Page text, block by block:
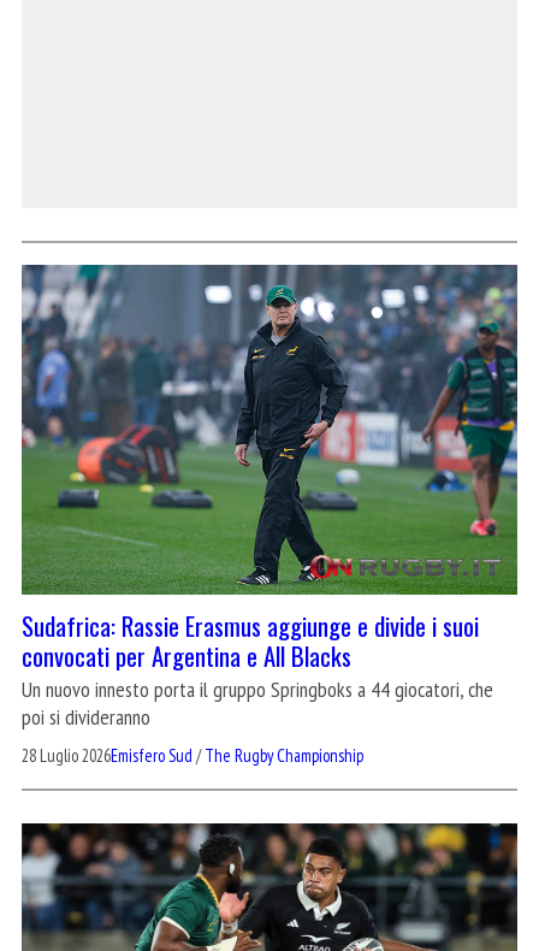
Sudafrica: Rassie Erasmus aggiunge e divide i suoi
convocati per Argentina e All Blacks
Un nuovo innesto porta il gruppo Springboks a 44 giocatori, che
poi si divideranno
28 Luglio 2026Emisfero Sud /The Rugby Championship